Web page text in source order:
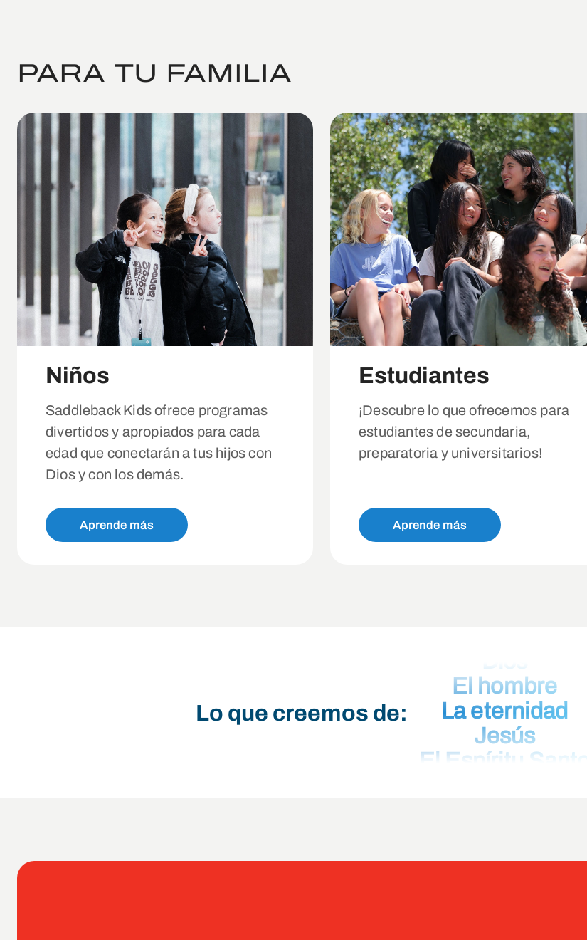
PARA TU FAMILIA
Niños
Saddleback Kids ofrece programas
divertidos y apropiados para cada
edad que conectarán a tus hijos con
Dios y con los demás.
Aprende más
Estudiantes
¡Descubre lo que ofrecemos para
estudiantes de secundaria,
preparatoria y universitarios!
Aprende más
Lo que creemos de:
Dios
El hombre
La eternidad
Jesús
El Espíritu Santo